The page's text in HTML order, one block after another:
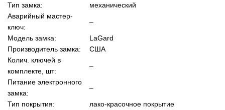
Тип замка:
механический
Аварийный мастер-
ключ:
–
Модель замка:
LaGard
Производитель замка:
США
Колич. ключей в
комплекте, шт:
–
Питание электронного
замка:
–
Тип покрытия:
лако-красочное покрытие